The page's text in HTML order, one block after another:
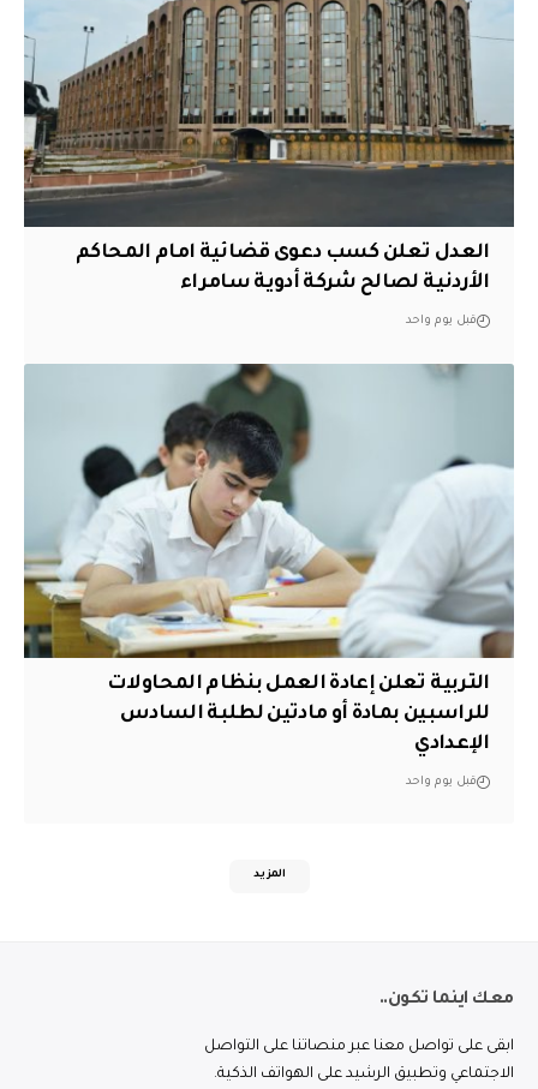
العدل تعلن كسب دعوى قضائية امام المحاكم
الأردنية لصالح شركة أدوية سامراء
قبل يوم واحد
التربية تعلن إعادة العمل بنظام المحاولات
للراسبين بمادة أو مادتين لطلبة السادس
الإعدادي
قبل يوم واحد
المزيد
معك اينما تكون..
ابقى على تواصل معنا عبر منصاتنا على التواصل
الاجتماعي وتطبيق الرشيد على الهواتف الذكية.